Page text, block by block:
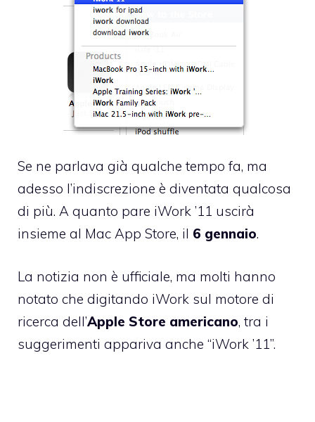
Se ne parlava già qualche tempo fa, ma
adesso l’indiscrezione è diventata qualcosa
di più. A quanto pare iWork ’11 uscirà
insieme al Mac App Store, il 6 gennaio.
La notizia non è ufficiale, ma molti hanno
notato che digitando iWork sul motore di
ricerca dell’Apple Store americano, tra i
suggerimenti appariva anche “iWork ’11”.